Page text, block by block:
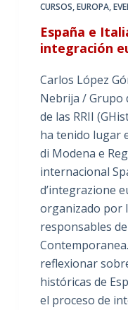
CURSOS,EUROPA,
España e
integración
Carlos López
Nebrija / Grupo
de las RRII
ha tenido lugar
di Modena e
internacional
d’integrazione
organizado por
responsables
reflexionar
históricas de
el proceso de